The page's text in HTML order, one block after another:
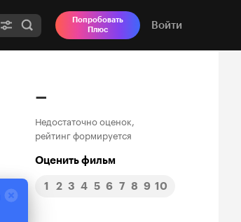
Попробовать
Плюс
Войти
–
Недостаточно оценок,
рейтинг формируется
Оценить фильм
1 2 3 4 5 6 7 8 9 10